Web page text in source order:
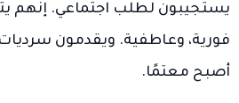
يستجيبون لطلب اجتماعي. إنهم
فورية، وعاطفية. ويقدمون
أصبح معتمًا.